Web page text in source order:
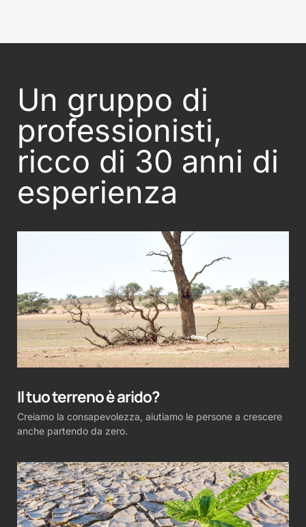
Un gruppo di
professionisti,
ricco di 30 anni di
esperienza
Il tuo terreno è arido?
Creiamo la consapevolezza, aiutiamo le persone a crescere
anche partendo da zero.